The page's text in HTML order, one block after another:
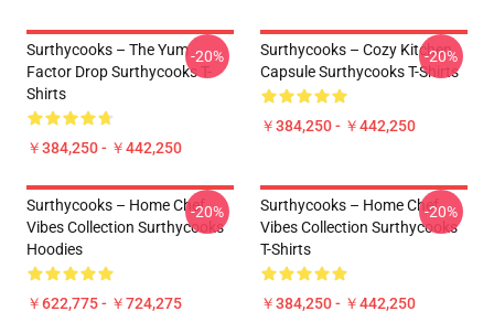
Surthycooks – The Yum
Factor Drop Surthycooks T-
Shirts
￥384,250 - ￥442,250
-20%
Surthycooks – Cozy Kitchen
Capsule Surthycooks T-Shirts
￥384,250 - ￥442,250
-20%
Surthycooks – Home Chef
Vibes Collection Surthycooks
Hoodies
￥622,775 - ￥724,275
-20%
Surthycooks – Home Chef
Vibes Collection Surthycooks
T-Shirts
￥384,250 - ￥442,250
-20%